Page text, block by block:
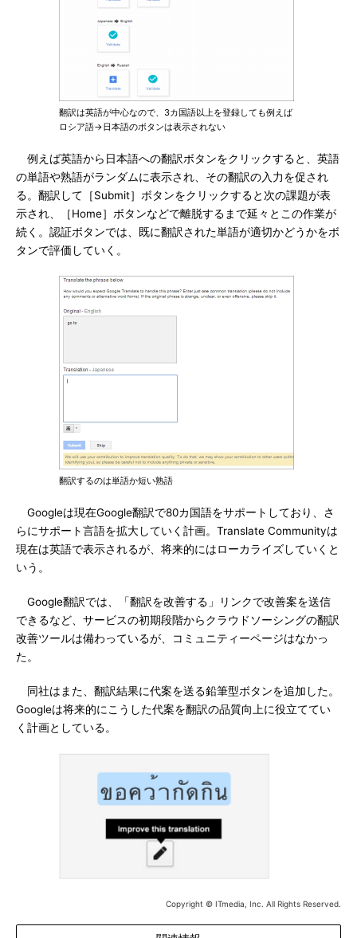
翻訳は英語が中心なので、3カ国語以上を登録しても例えば
ロシア語→日本語のボタンは表示されない
例えば英語から日本語への翻訳ボタンをクリックすると、英語
の単語や熟語がランダムに表示され、その翻訳の入力を促され
る。翻訳して［Submit］ボタンをクリックすると次の課題が表
示され、［Home］ボタンなどで離脱するまで延々とこの作業が
続く。認証ボタンでは、既に翻訳された単語が適切かどうかをボ
タンで評価していく。
翻訳するのは単語か短い熟語
Googleは現在Google翻訳で80カ国語をサポートしており、さ
らにサポート言語を拡大していく計画。Translate Communityは
現在は英語で表示されるが、将来的にはローカライズしていくと
いう。
Google翻訳では、「翻訳を改善する」リンクで改善案を送信
できるなど、サービスの初期段階からクラウドソーシングの翻訳
改善ツールは備わっているが、コミュニティーページはなかっ
た。
同社はまた、翻訳結果に代案を送る鉛筆型ボタンを追加した。
Googleは将来的にこうした代案を翻訳の品質向上に役立ててい
く計画としている。
Copyright © ITmedia, Inc. All Rights Reserved.